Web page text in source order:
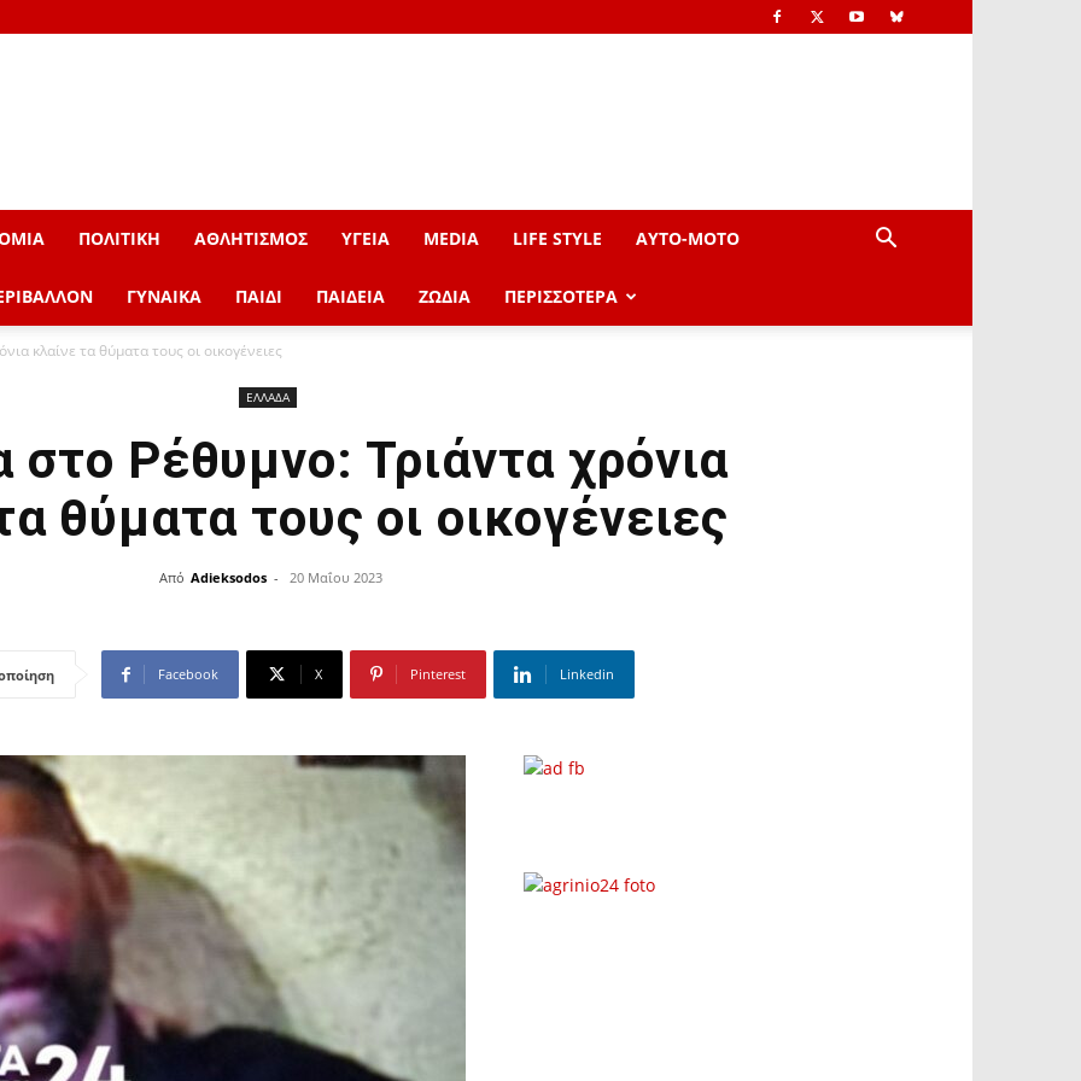
ΠΟΛΙΤΙΚΗ ΑΘΛΗΤΙΣΜΟΣ ΥΓΕΙΑ MEDIA LIFE STYLE AYTO-ΜOTO
ΓΥΝΑΙΚΑ ΠΑΙΔΙ ΠΑΙΔΕΙΑ ΖΩΔΙΑ ΠΕΡΙΣΣΟΤΕΡΑ
κλαίνε τα θύματα τους οι οικογένειες
ΕΛΛΑΔΑ
στο Ρέθυμνο: Τριάντα χρόνια
θύματα τους οι οικογένειες
Από Adieksodos - 20 Μαΐου 2023
Facebook X Pinterest Linkedin